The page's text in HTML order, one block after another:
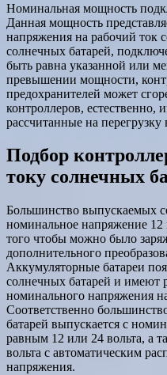
Номинальная мощность
Данная мощность
напряжения на рабочий ток
солнечных батарей,
быть равна указанной или
превышении мощности,
предохранителей может
контроллеров, естественно,
рассчитанные на
Подбор
току солнечных
Большинство выпускаемых
номинальное напряжение 12
того чтобы можно было
дополнительного
Аккумуляторные батареи
солнечных батарей и имеют
номинального напряжения
Соответственно
батарей выпускается с
равным 12 или 24 вольта, а
вольта с автоматическим
напряжения.